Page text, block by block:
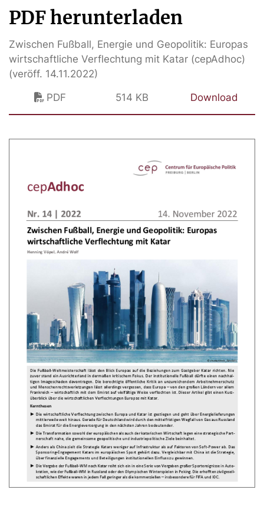
PDF herunterladen
Zwischen Fußball, Energie und Geopolitik: Europas
wirtschaftliche Verflechtung mit Katar (cepAdhoc)
(veröff. 14.11.2022)
PDF
514 KB Download